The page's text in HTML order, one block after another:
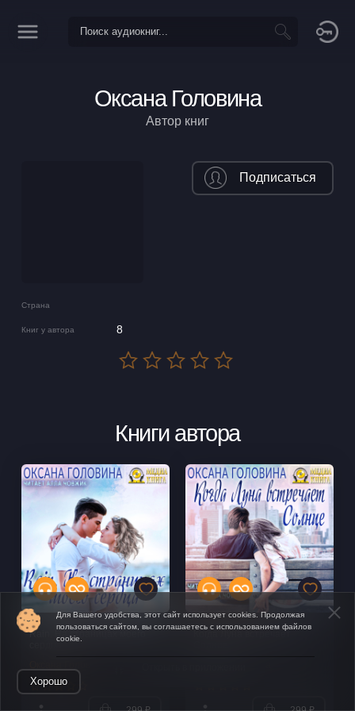
Оксана Головина
Автор книг
Страна
Книг у автора 8
Подписаться
Книги автора
Rain. На страницах моего
сердца
Когда Луна встречает
Для Вашего удобства, этот сайт использует cookies. Продолжая
пользоваться сайтом, вы соглашаетесь с использованием файлов
cookie.
Хорошо